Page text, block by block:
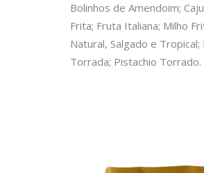
Bolinhos de Amendoim;
Frita; Fruta Italiana; Milho
Natural, Salgado e Tropical;
Torrada; Pistachio Torrado.